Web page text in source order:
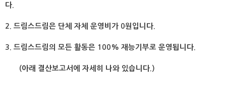
다.
2. 드림스드림은 단체 자체 운영비가 0원입니다.
3. 드림스드림의 모든 활동은 100% 재능기부로 운영됩니다.
(아래 결산보고서에 자세히 나와 있습니다.)